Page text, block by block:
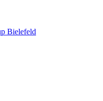
Bielefeld